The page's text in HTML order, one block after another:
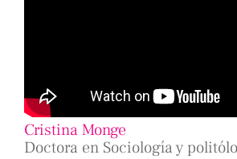
Cristina Monge
Doctora en Sociología y